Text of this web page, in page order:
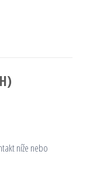
níže nebo